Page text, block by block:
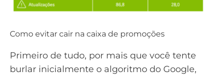
Como evitar cair na caixa de promoções
Primeiro de tudo, por mais que você tente
burlar inicialmente o algoritmo do Google,